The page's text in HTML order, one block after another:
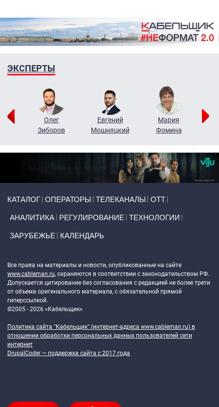
ЭКСПЕРТЫ
Олег
Зиборов
Евгений
Мошняцкий
Мария
Фомина
КАТАЛОГ ОПЕРАТОРЫ ТЕЛЕКАНАЛЫ ОТТ
АНАЛИТИКА РЕГУЛИРОВАНИЕ ТЕХНОЛОГИИ
ЗАРУБЕЖЬЕ КАЛЕНДАРЬ
Все права на материалы и новости, опубликованные на сайте
www.cableman.ru, охраняются в соответствии с законодательством РФ.
Допускается цитирование без согласования с редакцией не более трети
от объема оригинального материала, с обязательной прямой
гиперссылкой.
©2005 - 2026 «Кабельщик»
Политика сайта "Кабельщик" (интернет-адреса www.cableman.ru) в
отношении обработки персональных данных пользователей сети
интернет
DrupalCoder — поддержка сайта c 2017 года